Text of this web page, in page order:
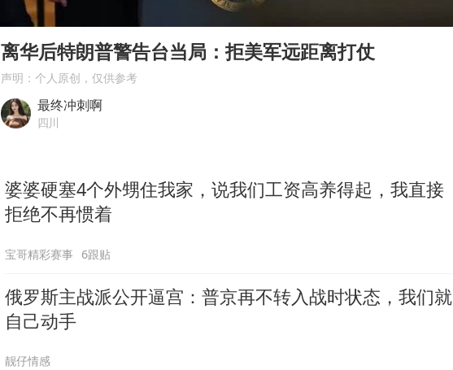
多所高校取消艺考
泰国初中生饮弹自尽前开了26枪
习近平心系体育强国建设
00:00
离华后特朗普警告台当局：拒美军远距离打仗
声明：个人原创，仅供参考
最终冲刺啊
四川
婆婆硬塞4个外甥住我家，说我们工资高养得起，我直接
拒绝不再惯着
宝哥精彩赛事 6跟贴
俄罗斯主战派公开逼宫：普京再不转入战时状态，我们就
自己动手
靓仔情感